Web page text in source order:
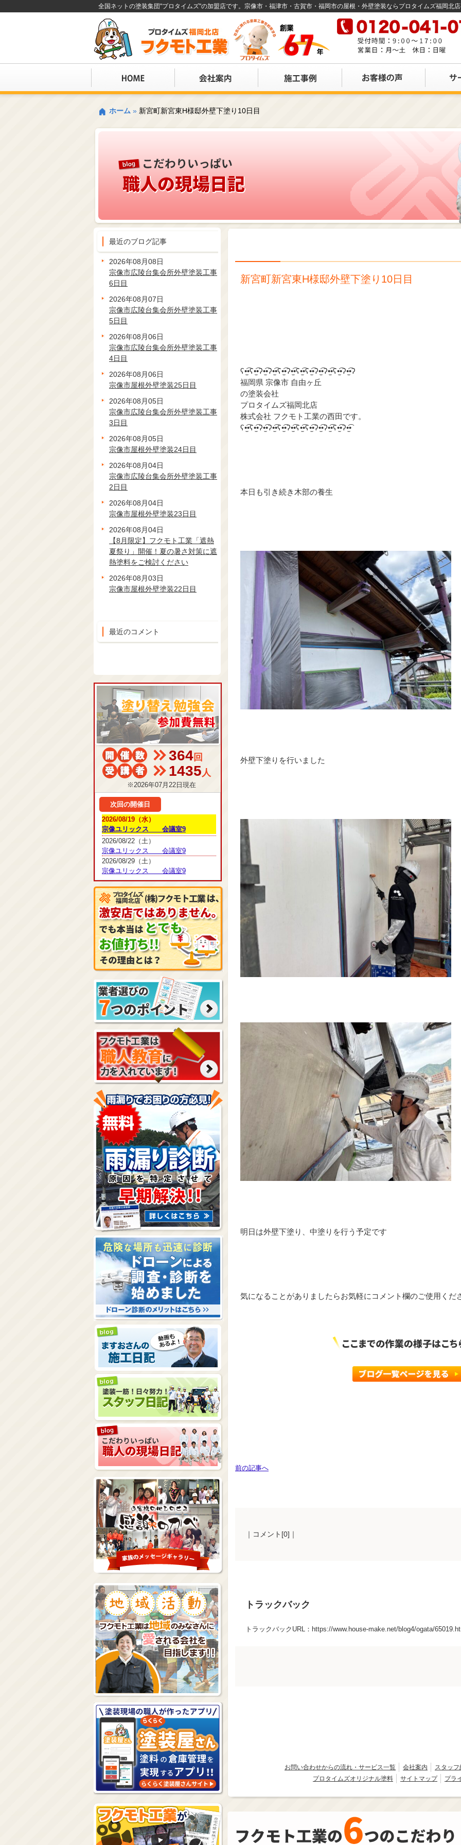
全国ネットの塗装集団"プロタイムズ"の加盟店です。宗像市・福津市・古賀市・福岡市の屋根・外壁塗装ならプロタイムズ福岡北
ホーム » 新宮町新宮東H様邸外壁下塗り10日目
新宮町新宮東H様邸外壁下塗り10日目
ʕ•̫͡•ʕ•̫͡•ʔ•̫͡•ʔ•̫͡•ʕ•̫͡•ʔ•̫͡•ʕ•̫͡•ʕ•̫͡•ʔ•̫͡•ʔ•̫͡•ʕ•̫͡•ʔ•̫͡•ʔ
福岡県 宗像市 自由ヶ丘
の塗装会社
プロタイムズ福岡北店
株式会社 フクモト工業の西田です。
ʕ•̫͡•ʕ•̫͡•ʔ•̫͡•ʔ•̫͡•ʕ•̫͡•ʔ•̫͡•ʕ•̫͡•ʕ•̫͡•ʔ•̫͡•ʔ•̫͡•ʕ•̫͡•ʔ•̫͡•
本日も引き続き木部の養生
外壁下塗りを行いました
明日は外壁下塗り、中塗りを行う予定です
気になることがありましたらお気軽にコメント欄のご使用くだ
前の記事へ
｜コメント[0]｜
トラックバック
トラックバックURL：https://www.house-make.net/blog4/ogata/
お問い合わせからの流れ・サービス一覧 会社案内
スタッ
プロタイムズオリジナル塗料
サイトマップ プラ
最近のブログ記事
2026年08月08日
宗像市広陵台集会所外壁塗装工事
6日目
2026年08月07日
宗像市広陵台集会所外壁塗装工事
5日目
2026年08月06日
宗像市広陵台集会所外壁塗装工事
4日目
2026年08月06日
宗像市屋根外壁塗装25日目
2026年08月05日
宗像市広陵台集会所外壁塗装工事
3日目
2026年08月05日
宗像市屋根外壁塗装24日目
2026年08月04日
宗像市広陵台集会所外壁塗装工事
2日目
2026年08月04日
宗像市屋根外壁塗装23日目
2026年08月04日
【8月限定】フクモト工業「遮熱
夏祭り」開催！夏の暑さ対策に遮
熱塗料をご検討ください
2026年08月03日
宗像市屋根外壁塗装22日目
最近のコメント
364回
1435人
※2026年07月22日現在
次回の開催日
2026/08/19（水）
宗像ユリックス 会議室9
2026/08/22（土）
宗像ユリックス 会議室9
2026/08/29（土）
宗像ユリックス 会議室9